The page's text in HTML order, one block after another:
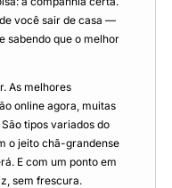
você sair de casa —
sabendo que o melhor
As melhores
online agora, muitas
tipos variados do
o jeito chã-grandense
E com um ponto em
sem frescura.